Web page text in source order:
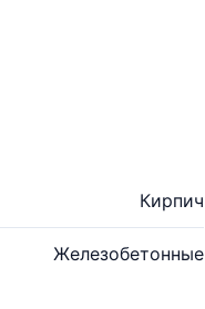
Кирпич
Железобетонные